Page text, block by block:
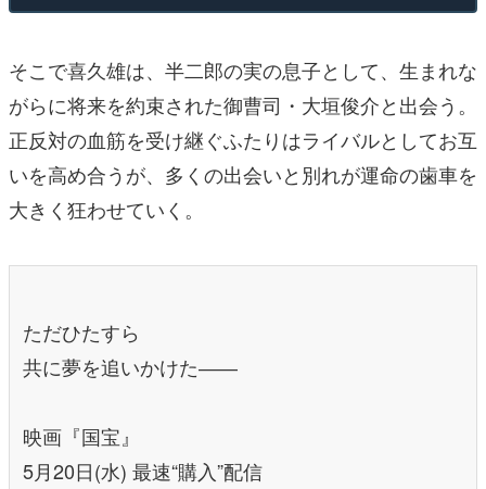
そこで喜久雄は、半二郎の実の息子として、生まれな
がらに将来を約束された御曹司・大垣俊介と出会う。
正反対の血筋を受け継ぐふたりはライバルとしてお互
いを高め合うが、多くの出会いと別れが運命の歯車を
大きく狂わせていく。
ただひたすら
共に夢を追いかけた――
映画『国宝』
5月20日(水) 最速“購入”配信